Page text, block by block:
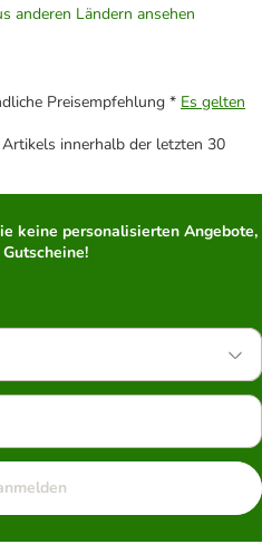
anderen Ländern ansehen
Preisempfehlung * Es gelten
innerhalb der letzten 30
keine personalisierten Angebote,